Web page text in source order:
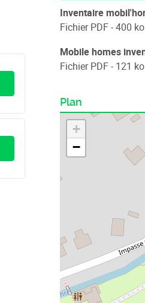
Inventaire
Fichier PDF - 400 ko
Mobile homes
Fichier PDF - 121 ko
Plan
+
−